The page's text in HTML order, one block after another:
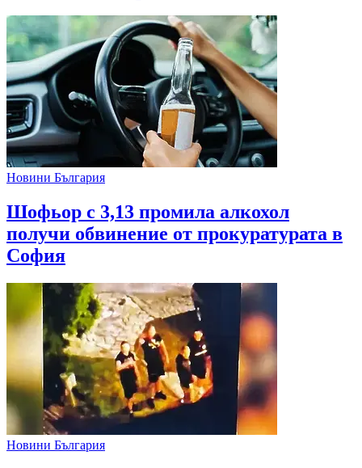
Новини България
Шофьор с 3,13 промила алкохол
получи обвинение от прокуратурата в
София
Новини България